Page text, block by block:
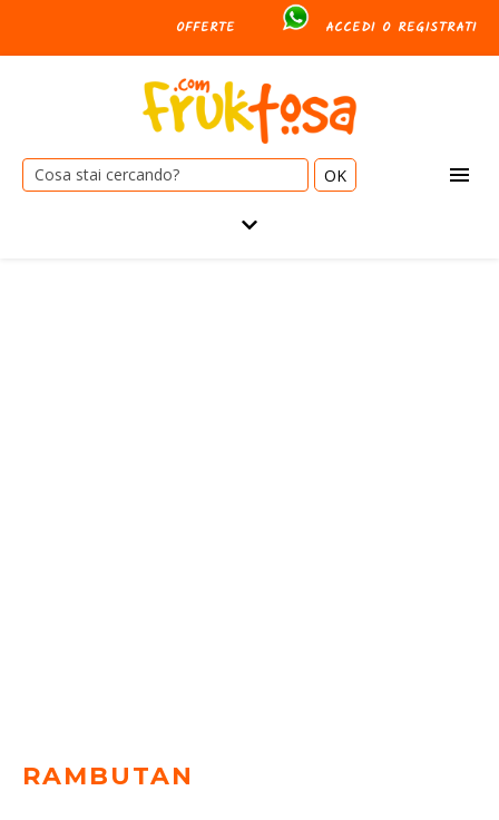
OFFERTE ACCEDI O REGISTRATI
Cerca:
RAMBUTAN